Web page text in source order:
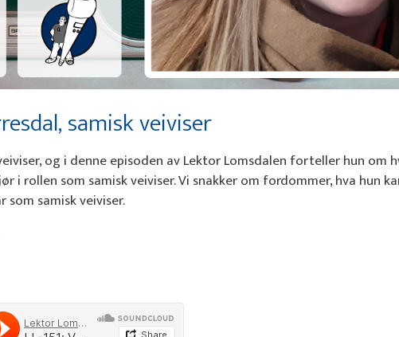
samisk veiviser
og i denne episoden av Lektor Lomsdalen forteller hun om
i rollen som samisk veiviser. Vi snakker om fordommer, hva hun
samisk veiviser.